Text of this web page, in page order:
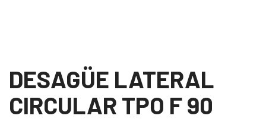
DESAGÜE LATERAL
CIRCULAR TPO F 90